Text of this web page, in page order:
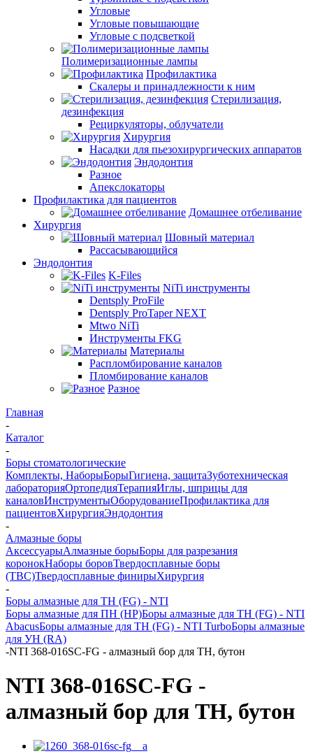
Угловые
Угловые повышающие
Угловые с подсветкой
Полимеризационные лампы
Профилактика
Скалеры и принадлежности к ним
Стерилизация,
дезинфекция
Рециркуляторы, облучатели
Хирургия
Насадки для пьезохирургических аппаратов
Эндодонтия
Разное
Апекслокаторы
Профилактика для пациентов
Домашнее отбеливание
Хирургия
Шовный материал
Рассасывающийся
Эндодонтия
K-Files
NiTi инструменты
Dentsply ProFile
Dentsply ProTaper NEXT
Mtwo NiTi
Инструменты FKG
Материалы
Распломбирование каналов
Пломбирование каналов
Разное
Главная
-
Каталог
-
Боры стоматологические
Комплекты, НаборыБорыГигиена, защитаЗуботехническая
лабораторияОртопедияТерапияИглы, шприцы для
каналовИнструментыОборудованиеПрофилактика для
пациентовХирургияЭндодонтия
-
Алмазные боры
АксессуарыАлмазные борыБоры для разрезания
коронокНаборы боровТвердосплавные боры
(ТВС)Твердосплавные финирыХирургия
-
Боры алмазные для ТН (FG) - NTI
Боры алмазные для ПН (HP)Боры алмазные для ТН (FG) - NTI
AbacusБоры алмазные для ТН (FG) - NTI TurboБоры алмазные
для УН (RA)
-NTI 368-016SC-FG - алмазный бор для ТН, бутон
NTI 368-016SC-FG -
алмазный бор для ТН, бутон